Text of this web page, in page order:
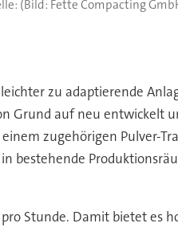
(Bild: Fette Compacting
zu adaptierende
Grund auf neu entwickelt
zugehörigen Pulver-
bestehende
Stunde. Damit bietet es